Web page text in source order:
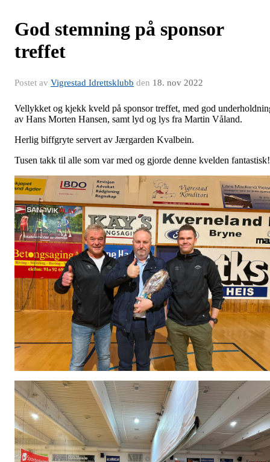
God stemning på sponsor
treffet
Postet av Vigrestad Idrettsklubb den 18. nov 2022
Vellykket og kjekk kveld på sponsor treffet, med god
av Hans Morten Hansen, samt lyd og lys fra Martin Våland.
Herlig biffgryte servert av Jærgarden Kvalbein.
Tusen takk til alle som var med og gjorde denne kvelden